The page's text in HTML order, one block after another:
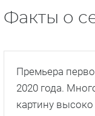
сезона.
вторую часть,
года в Москве.